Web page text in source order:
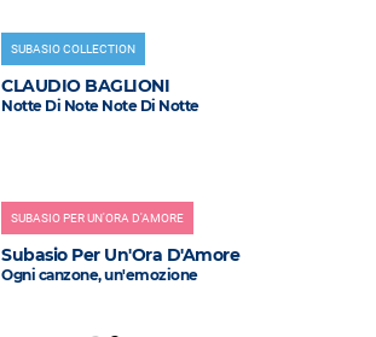
SUBASIO COLLECTION
CLAUDIO BAGLIONI
Notte Di Note Note Di Notte
SUBASIO PER UN'ORA D'AMORE
Subasio Per Un'Ora D'Amore
Ogni canzone, un'emozione